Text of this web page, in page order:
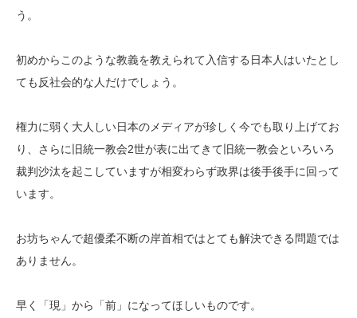
う。
初めからこのような教義を教えられて入信する日本人はいたとし
ても反社会的な人だけでしょう。
権力に弱く大人しい日本のメディアが珍しく今でも取り上げてお
り、さらに旧統一教会2世が表に出てきて旧統一教会といろいろ
裁判沙汰を起こしていますが相変わらず政界は後手後手に回って
います。
お坊ちゃんで超優柔不断の岸首相ではとても解決できる問題では
ありません。
早く「現」から「前」になってほしいものです。